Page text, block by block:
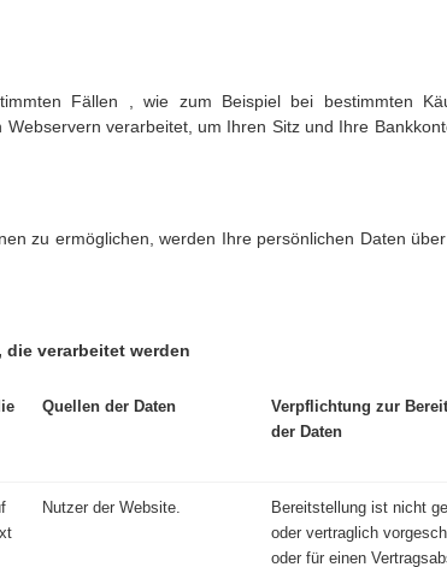
Fällen , wie zum Beispiel bei bestimmten
verarbeitet, um Ihren Sitz und Ihre
zu ermöglichen, werden Ihre persönlichen Daten
verarbeitet werden
Quellen der Daten
Verpflichtung zur
der Daten
Nutzer der Website.
Bereitstellung ist nicht
oder vertraglich
oder für einen